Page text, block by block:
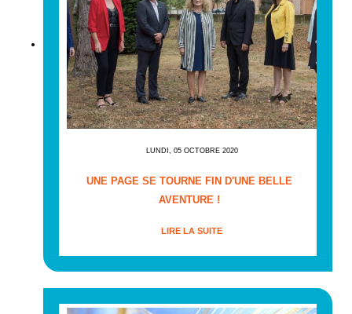
LUNDI, 05 OCTOBRE 2020
UNE PAGE SE TOURNE FIN D'UNE BELLE
AVENTURE !
LIRE LA SUITE